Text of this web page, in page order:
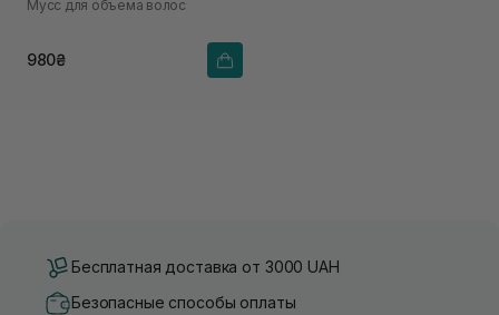
Мусс для объема волос
980₴
Бесплатная доставка от 3000 UAH
Безопасные способы оплаты